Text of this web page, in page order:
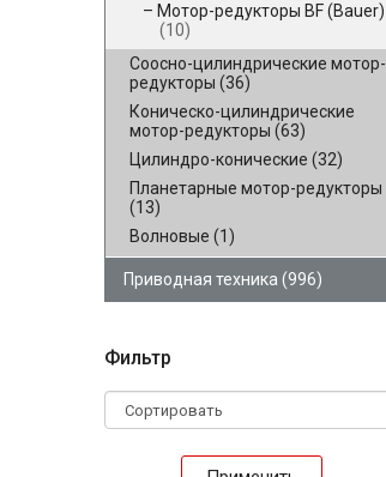
Мотор-редукторы BF (Bauer)
(10)
Соосно-цилиндрические мотор-
редукторы (36)
Коническо-цилиндрические
мотор-редукторы (63)
Цилиндро-конические (32)
Планетарные мотор-редукторы
(13)
Волновые (1)
Приводная техника (996)
Фильтр